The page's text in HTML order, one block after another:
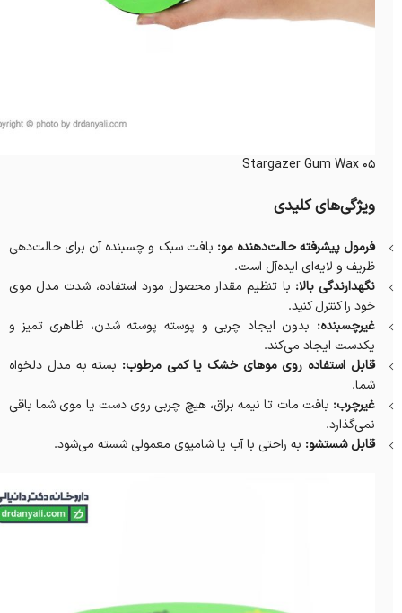
Stargazer Gum Wax 05
ویژگی‌های کلیدی
فرمول پیشرفته حالت‌دهنده مو: بافت سبک و چسبنده آن برای حالت‌دهی
ظریف و لایه‌ای ایده‌آل است.
نگهدارندگی بالا: با تنظیم مقدار محصول مورد استفاده، شدت مدل موی
خود را کنترل کنید.
غیرچسبنده: بدون ایجاد چربی و پوسته پوسته شدن، ظاهری تمیز و
یکدست ایجاد می‌کند.
قابل استفاده روی موهای خشک یا کمی مرطوب: بسته به مدل دلخواه
شما.
غیرچرب: بافت مات تا نیمه براق، هیچ چربی روی دست یا موی شما باقی
نمی‌گذارد.
قابل شستشو: به راحتی با آب یا شامپوی معمولی شسته می‌شود.